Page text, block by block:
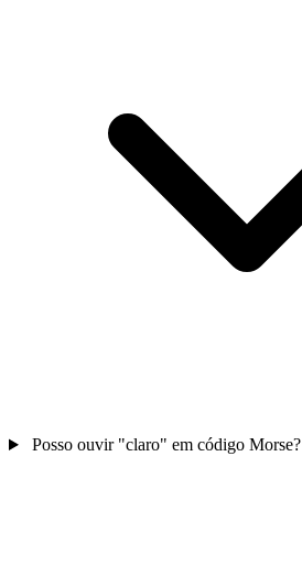
Posso ouvir "claro" em código Morse?